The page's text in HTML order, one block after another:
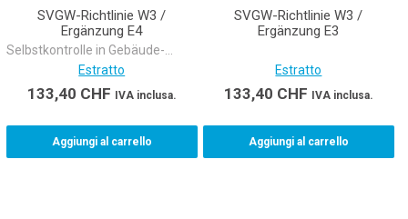
SVGW-Richtlinie W3 /
Ergänzung E4
Selbstkontrolle in Gebäude-
Trinkwasserinstallationen
Estratto
133,40 CHF IVA inclusa.
Aggiungi al carrello
SVGW-Richtlinie W3 /
Ergänzung E3
Estratto
133,40 CHF IVA inclusa.
Aggiungi al carrello